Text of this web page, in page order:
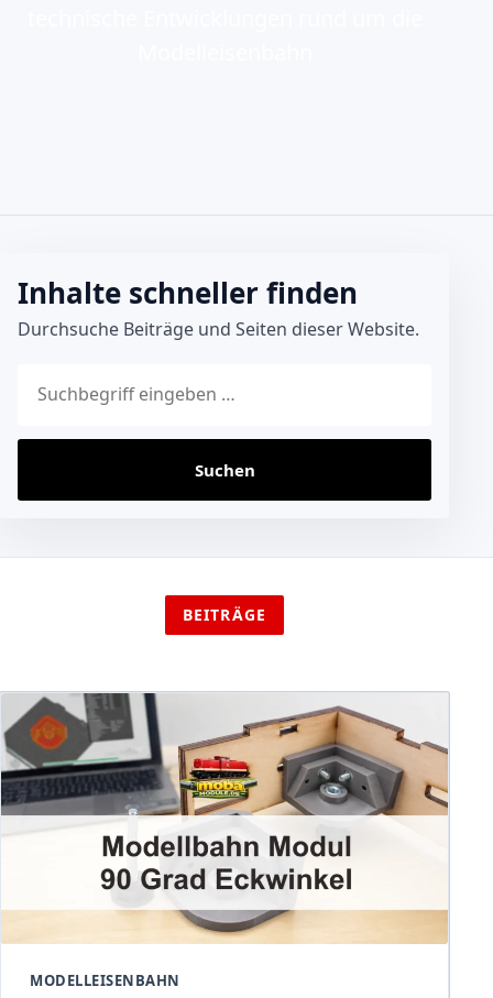
Inhalte schneller finden
Durchsuche Beiträge und Seiten dieser Website.
Suchen
BEITRÄGE
MODELLEISENBAHN